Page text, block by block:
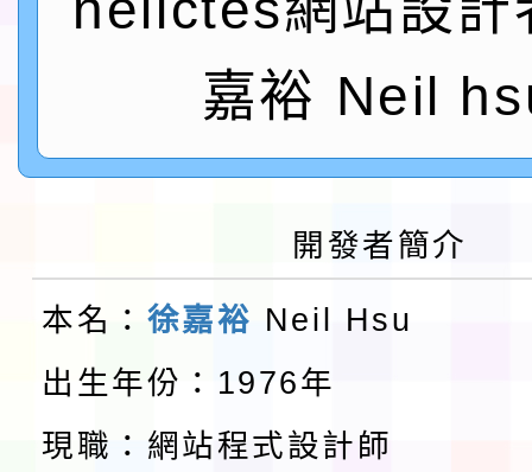
鎮韌性（防空）演習－
「115年金融知識線上
本校115學年度第1學
告(不再辦理後續甄選)
檢送「桃園市115學年
賽實施要點」1份
本市「115學年度學生
程安排一案
「桃園市補助參觀特色
展演活動實施計畫」
教育部校安中心白海豚
嘉裕 Neil
開發者簡介
本名： 徐嘉裕 Neil Hsu
出生年份：1976年
現職：網站程式設計師